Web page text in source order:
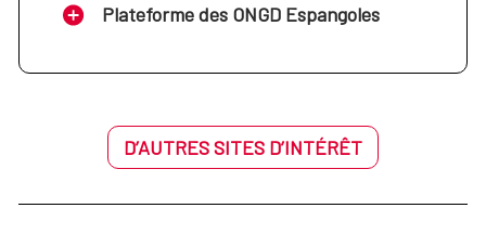
Plateforme des ONGD Espangoles
D’AUTRES SITES D’INTÉRÊT